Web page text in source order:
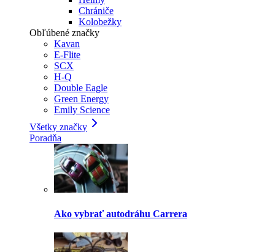
Chrániče
Kolobežky
Obľúbené značky
Kavan
E-Flite
SCX
H-Q
Double Eagle
Green Energy
Emily Science
Všetky značky
Poradňa
Ako vybrať autodráhu Carrera